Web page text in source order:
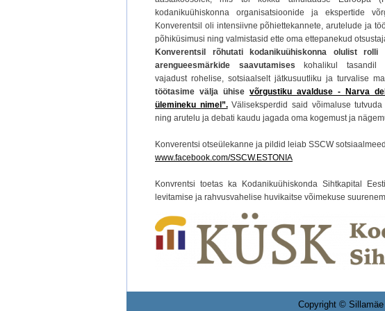
kodanikuühiskonna organisatsioonide ja ekspertide
Konverentsil oli intensiivne põhiettekannete, arutelude ja
põhiküsimusi ning valmistasid ette oma ettepanekud
Konverentsil rõhutati kodanikuühiskonna olulist
arengueesmärkide saavutamises kohalikul tasandil
vajadust rohelise, sotsiaalselt jätkusuutliku ja turvalise
töötasime välja ühise võrgustiku avalduse - Narva
ülemineku nimel”.Väliseksperdid said võimaluse
ning arutelu ja debati kaudu jagada oma kogemust ja
Konverentsi otseülekanne ja pildid leiab SSCW
www.facebook.com/SSCW.ESTONIA
Konvrentsi toetas ka Kodanikuühiskonda Sihtkapital
levitamise ja rahvusvahelise huvikaitse võimekuse
Copyright ©